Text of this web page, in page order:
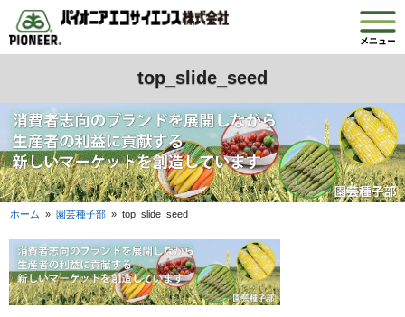
top_slide_seed
ホーム »園芸種子部 »top_slide_seed